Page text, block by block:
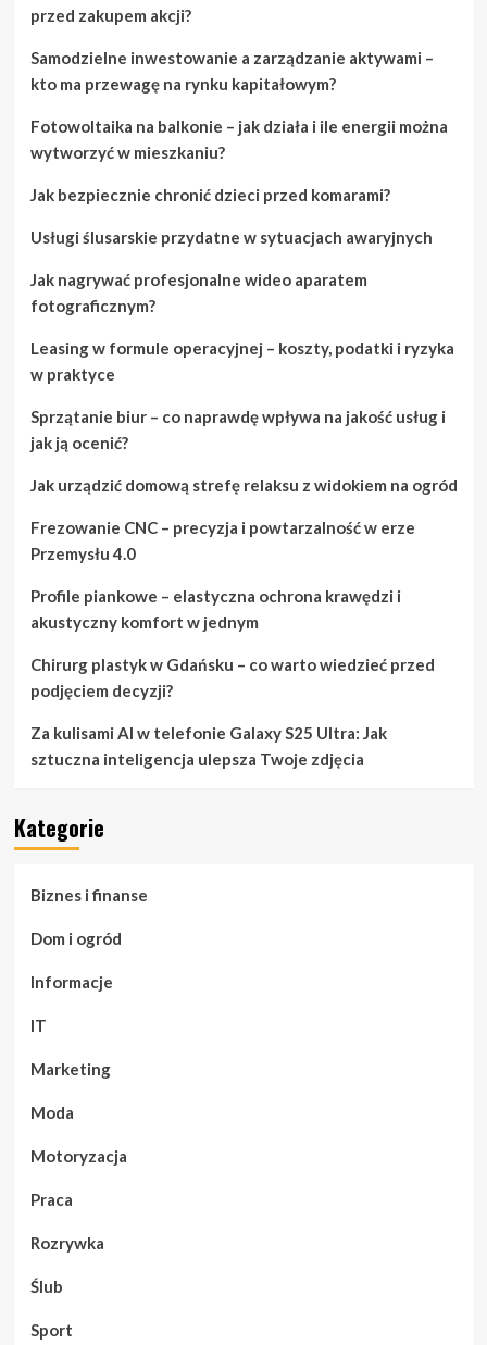
przed zakupem akcji?
Samodzielne inwestowanie a zarządzanie aktywami –
kto ma przewagę na rynku kapitałowym?
Fotowoltaika na balkonie – jak działa i ile energii można
wytworzyć w mieszkaniu?
Jak bezpiecznie chronić dzieci przed komarami?
Usługi ślusarskie przydatne w sytuacjach awaryjnych
Jak nagrywać profesjonalne wideo aparatem
fotograficznym?
Leasing w formule operacyjnej – koszty, podatki i ryzyka
w praktyce
Sprzątanie biur – co naprawdę wpływa na jakość usług i
jak ją ocenić?
Jak urządzić domową strefę relaksu z widokiem na ogród
Frezowanie CNC – precyzja i powtarzalność w erze
Przemysłu 4.0
Profile piankowe – elastyczna ochrona krawędzi i
akustyczny komfort w jednym
Chirurg plastyk w Gdańsku – co warto wiedzieć przed
podjęciem decyzji?
Za kulisami AI w telefonie Galaxy S25 Ultra: Jak
sztuczna inteligencja ulepsza Twoje zdjęcia
Kategorie
Biznes i finanse
Dom i ogród
Informacje
IT
Marketing
Moda
Motoryzacja
Praca
Rozrywka
Ślub
Sport